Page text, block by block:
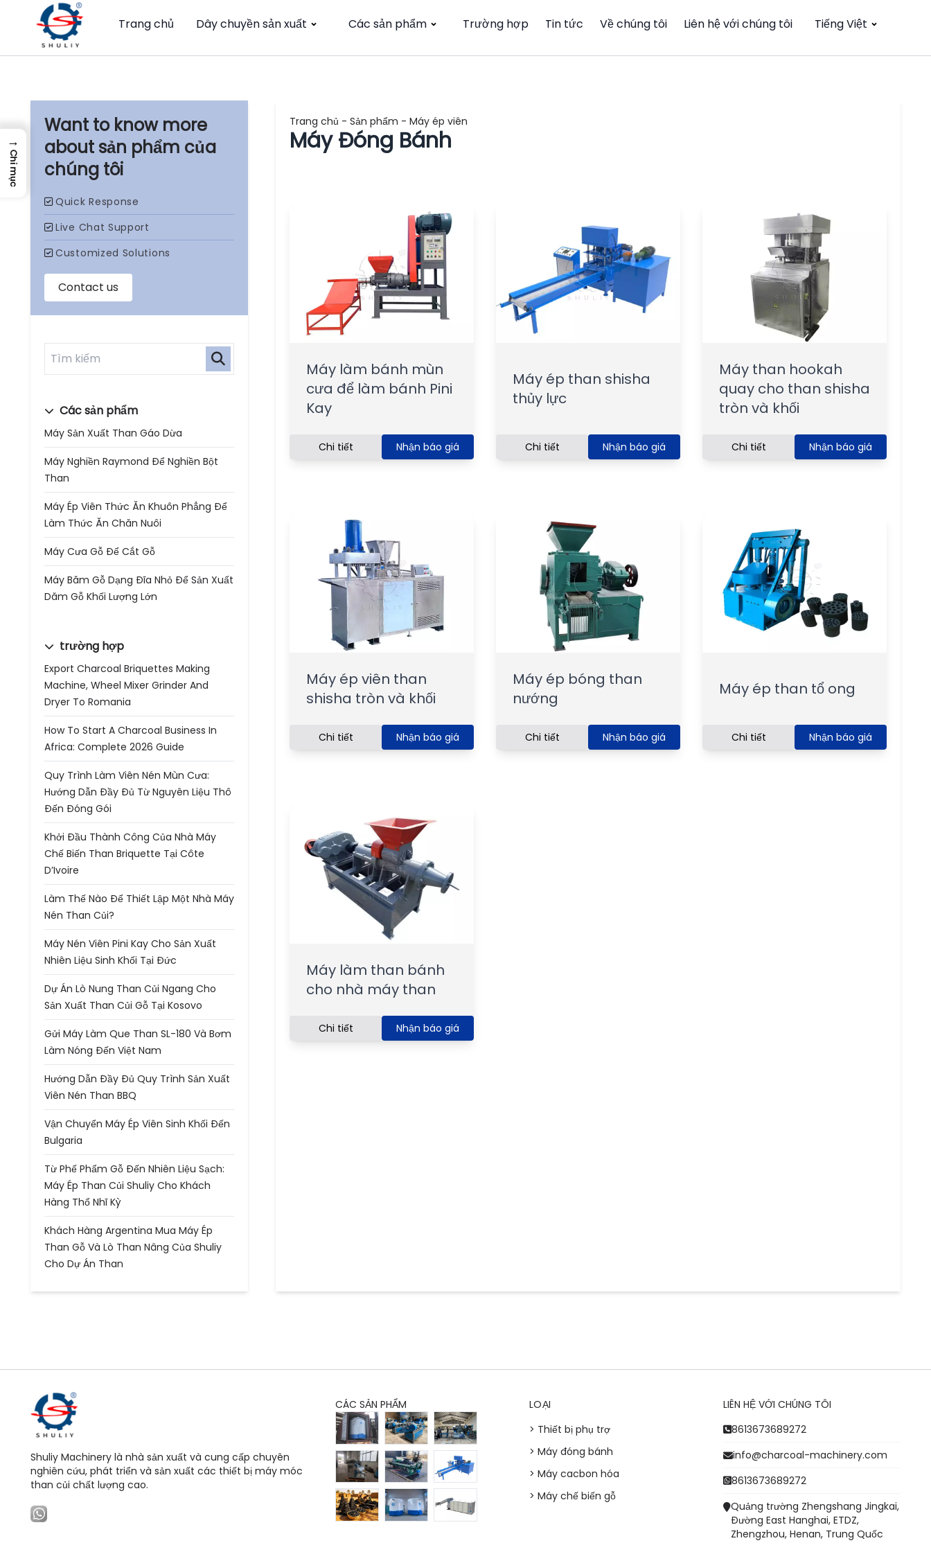
Trang chủ Dây chuyền sản xuất Các sản phẩm Trường hợp Tin tức Về chúng tôi Liên hệ với chúng tôi Tiếng Việt
sản phẩm của
chúng tôi
Các sản phẩm
Máy Sản Xuất Than Gáo Dừa
Máy Nghiền Raymond Để Nghiền Bột
Than
Máy Ép Viên Thức Ăn Khuôn Phẳng Để
Làm Thức Ăn Chăn Nuôi
Máy Cưa Gỗ Để Cắt Gỗ
Máy Băm Gỗ Dạng Đĩa Nhỏ Để Sản Xuất
Dăm Gỗ Khối Lượng Lớn
trường hợp
Export Charcoal Briquettes Making
Machine, Wheel Mixer Grinder And
Dryer To Romania
How To Start A Charcoal Business In
Africa: Complete 2026 Guide
Quy Trình Làm Viên Nén Mùn Cưa:
Hướng Dẫn Đầy Đủ Từ Nguyên Liệu Thô
Đến Đóng Gói
Khởi Đầu Thành Công Của Nhà Máy
Chế Biến Than Briquette Tại Côte
D’Ivoire
Làm Thế Nào Để Thiết Lập Một Nhà Máy
Nén Than Củi?
Máy Nén Viên Pini Kay Cho Sản Xuất
Nhiên Liệu Sinh Khối Tại Đức
Dự Án Lò Nung Than Củi Ngang Cho
Sản Xuất Than Củi Gỗ Tại Kosovo
Gửi Máy Làm Que Than SL-180 Và Bơm
Làm Nóng Đến Việt Nam
Hướng Dẫn Đầy Đủ Quy Trình Sản Xuất
Viên Nén Than BBQ
Vận Chuyển Máy Ép Viên Sinh Khối Đến
Bulgaria
Từ Phế Phẩm Gỗ Đến Nhiên Liệu Sạch:
Máy Ép Than Củi Shuliy Cho Khách
Hàng Thổ Nhĩ Kỳ
Khách Hàng Argentina Mua Máy Ép
Than Gỗ Và Lò Than Nâng Của Shuliy
Cho Dự Án Than
Trang chủ - Sản phẩm - Máy ép viên
Máy Đóng Bánh
Máy làm bánh mùn
cưa để làm bánh Pini
Kay
Chi tiết Nhận báo giá
Máy ép than shisha
thủy lực
Chi tiết Nhận báo giá
Máy than hookah
quay cho than shisha
tròn và khối
Chi tiết Nhận báo giá
Máy ép viên than
shisha tròn và khối
Chi tiết Nhận báo giá
Máy ép bóng than
nướng
Chi tiết Nhận báo giá
Máy ép than tổ ong
Chi tiết Nhận báo giá
Máy làm than bánh
cho nhà máy than
Chi tiết Nhận báo giá
Shuliy Machinery là nhà sản xuất và cung cấp chuyên
nghiên cứu, phát triển và sản xuất các thiết bị máy móc
than củi chất lượng cao.
CÁC SẢN PHẨM
LOẠI
> Thiết bị phụ trợ
> Máy đóng bánh
> Máy cacbon hóa
> Máy chế biến gỗ
LIÊN HỆ VỚI CHÚNG TÔI
8613673689272
info@charcoal-machinery.com
8613673689272
Quảng trường Zhengshang Jingkai,
Đường East Hanghai, ETDZ,
Zhengzhou, Henan, Trung Quốc
→
Chỉ mục